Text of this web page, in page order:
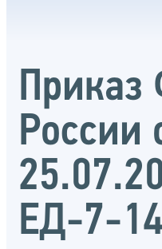
Приказ
России
ЕД-7-